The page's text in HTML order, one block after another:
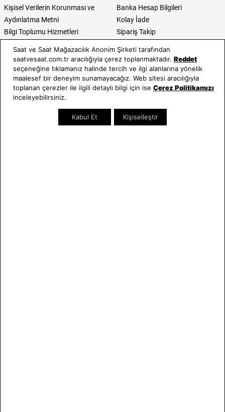
Kişisel Verilerin Korunması ve
Aydınlatma Metni
Bilgi Toplumu Hizmetleri
Banka Hesap Bilgileri
Kolay İade
Sipariş Takip
E-Garanti ve E-Fatura
Kullanım Kılavuzları
Saat ve Saat Kategoriler
Kadın Saat
Saat ve Saat Mağazacılık Anonim Şirketi tarafından
saatvesaat.com.tr aracılığıyla çerez toplanmaktadır. Reddet
seçeneğine tıklamanız halinde tercih ve ilgi alanlarına yönelik
maalesef bir deneyim sunamayacağız. Web sitesi aracılığıyla
toplanan çerezler ile ilgili detaylı bilgi için ise Çerez Politikamızı
inceleyebilirsiniz.
Kabul Et Kişiselleştir